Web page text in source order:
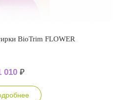
BioTrim FLOWER
010 ₽